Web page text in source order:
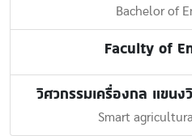
Bachelor of
Faculty of
วิศวกรรมเครื่องกล แขนง
Smart